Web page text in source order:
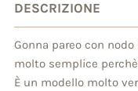
DESCRIZIONE
Gonna pareo con
molto semplice
È un modello molto